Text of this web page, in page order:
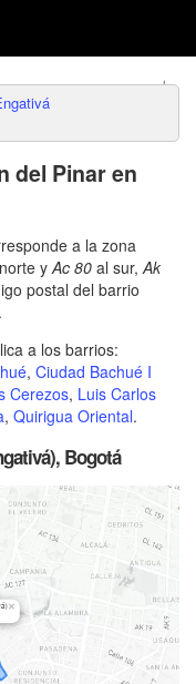
del Pinar en
a la zona
yAc 80 al sur,Ak
postal del barrio
.
a los barrios:
, Ciudad Bachué I
Cerezos, Luis Carlos
, Quirigua Oriental.
Bogotá